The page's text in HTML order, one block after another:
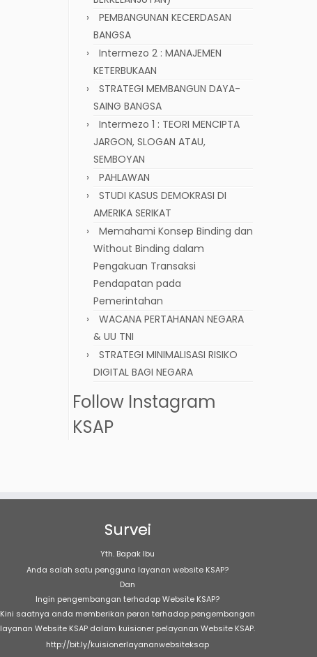
PEMBANGUNAN KECERDASAN
BANGSA
Intermezo 2 : MANAJEMEN
KETERBUKAAN
STRATEGI MEMBANGUN DAYA-
SAING BANGSA
Intermezo 1 : TEORI MENCIPTA
JARGON, SLOGAN ATAU,
SEMBOYAN
PAHLAWAN
STUDI KASUS DEMOKRASI DI
AMERIKA SERIKAT
Memahami Konsep Binding dan
Without Binding dalam
Pengakuan Transaksi
Pendapatan pada
Pemerintahan
WACANA PERTAHANAN NEGARA
& UU TNI
STRATEGI MINIMALISASI RISIKO
DIGITAL BAGI NEGARA
Follow Instagram
KSAP
Survei
Yth. Bapak Ibu
Anda salah satu pengguna layanan website KSAP?
Dan
Ingin pengembangan terhadap Website KSAP?
Kini saatnya anda memberikan peran terhadap pengembangan
layanan Website KSAP dalam kuisioner pelayanan Website KSAP.
http://bit.ly/kuisionerlayananwebsiteksap